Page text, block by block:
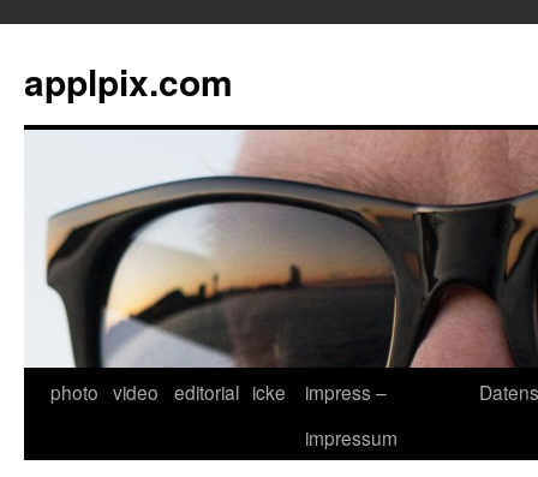
applpix.com
Zum
photo video editorial icke
impress –
impressum